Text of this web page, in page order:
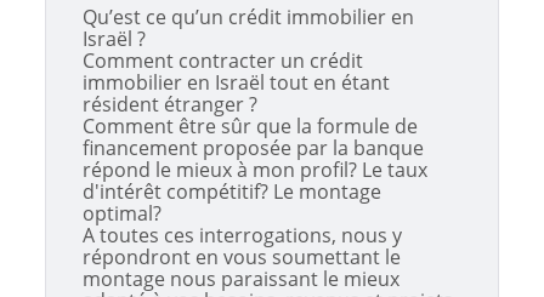
Qu’est ce qu’un crédit immobilier en
Israël ?
Comment contracter un crédit
immobilier en Israël tout en étant
résident étranger ?
Comment être sûr que la formule de
financement proposée par la banque
répond le mieux à mon profil? Le taux
d'intérêt compétitif? Le montage
optimal?
A toutes ces interrogations, nous y
répondront en vous soumettant le
montage nous paraissant le mieux